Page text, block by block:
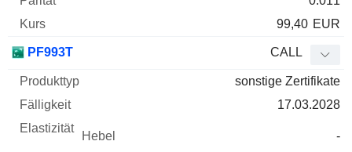
99,40 EUR
PF993T CALL
sonstige Zertifikate
17.03.2028
-